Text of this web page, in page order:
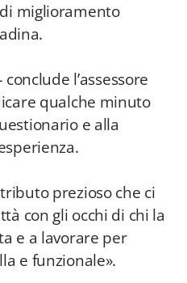
miglioramento
l’assessore
qualche minuto
e alla
prezioso che ci
con gli occhi di chi la
e a lavorare per
e funzionale».